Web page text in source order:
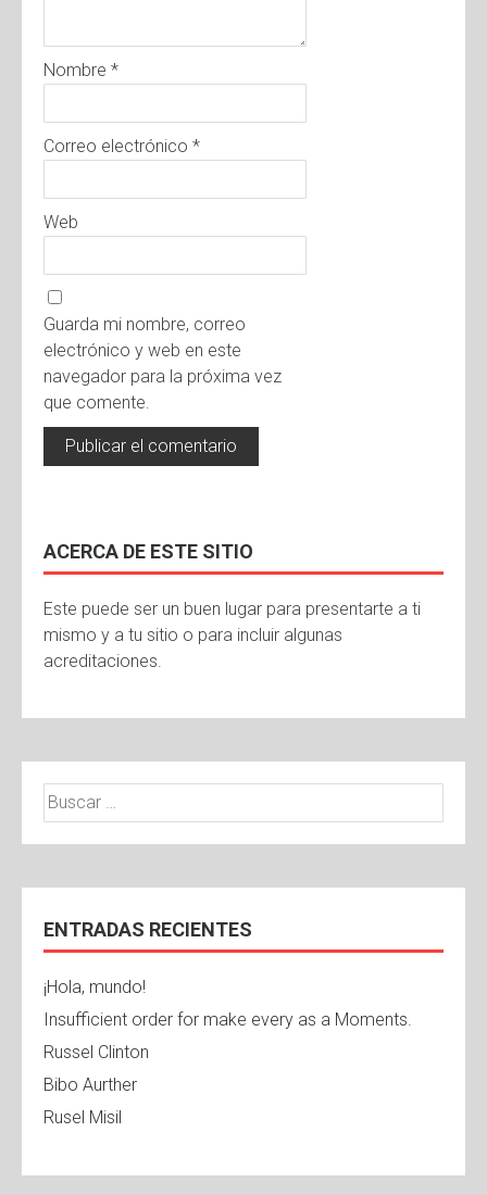
Nombre *
Correo electrónico *
Web
Guarda mi nombre, correo
electrónico y web en este
navegador para la próxima vez
que comente.
ACERCA DE ESTE SITIO
Este puede ser un buen lugar para presentarte a ti
mismo y a tu sitio o para incluir algunas
acreditaciones.
ENTRADAS RECIENTES
¡Hola, mundo!
Insufficient order for make every as a Moments.
Russel Clinton
Bibo Aurther
Rusel Misil